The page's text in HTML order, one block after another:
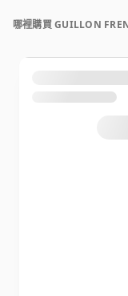
哪裡購買 GUILLON